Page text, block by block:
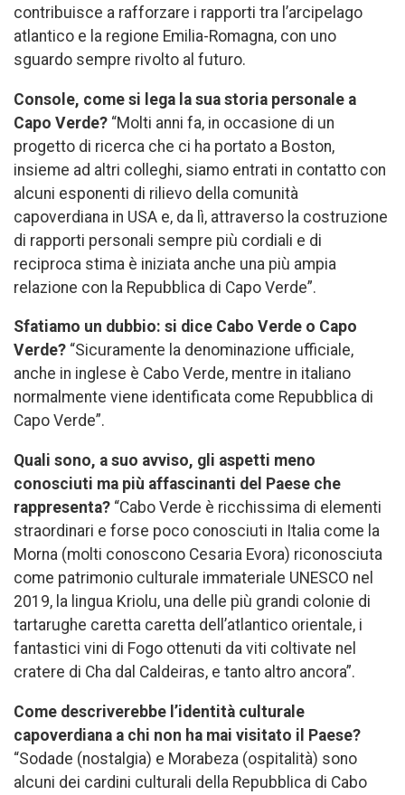
contribuisce a rafforzare i rapporti tra l’arcipelago
atlantico e la regione Emilia-Romagna, con uno
sguardo sempre rivolto al futuro.
Console, come si lega la sua storia personale a
Capo Verde? “Molti anni fa, in occasione di un
progetto di ricerca che ci ha portato a Boston,
insieme ad altri colleghi, siamo entrati in contatto con
alcuni esponenti di rilievo della comunità
capoverdiana in USA e, da lì, attraverso la costruzione
di rapporti personali sempre più cordiali e di
reciproca stima è iniziata anche una più ampia
relazione con la Repubblica di Capo Verde”.
Sfatiamo un dubbio: si dice Cabo Verde o Capo
Verde? “Sicuramente la denominazione ufficiale,
anche in inglese è Cabo Verde, mentre in italiano
normalmente viene identificata come Repubblica di
Capo Verde”.
Quali sono, a suo avviso, gli aspetti meno
conosciuti ma più affascinanti del Paese che
rappresenta? “Cabo Verde è ricchissima di elementi
straordinari e forse poco conosciuti in Italia come la
Morna (molti conoscono Cesaria Evora) riconosciuta
come patrimonio culturale immateriale UNESCO nel
2019, la lingua Kriolu, una delle più grandi colonie di
tartarughe caretta caretta dell’atlantico orientale, i
fantastici vini di Fogo ottenuti da viti coltivate nel
cratere di Cha dal Caldeiras, e tanto altro ancora”.
Come descriverebbe l’identità culturale
capoverdiana a chi non ha mai visitato il Paese?
“Sodade (nostalgia) e Morabeza (ospitalità) sono
alcuni dei cardini culturali della Repubblica di Cabo